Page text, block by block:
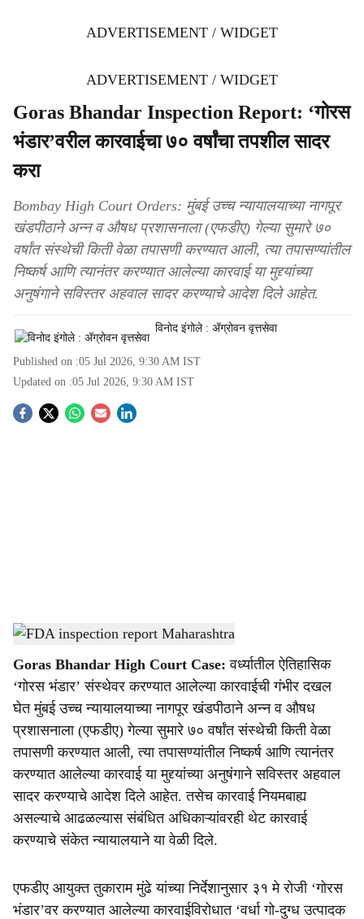
ADVERTISEMENT / WIDGET
ADVERTISEMENT / WIDGET
Goras Bhandar Inspection Report: ‘गोरस
भंडार’वरील कारवाईचा ७० वर्षांचा तपशील सादर
करा
Bombay High Court Orders: मुंबई उच्च न्यायालयाच्या नागपूर
खंडपीठाने अन्न व औषध प्रशासनाला (एफडीए) गेल्या सुमारे ७०
वर्षांत संस्थेची किती वेळा तपासणी करण्यात आली, त्या तपासण्यांतील
निष्कर्ष आणि त्यानंतर करण्यात आलेल्या कारवाई या मुद्द्यांच्या
अनुषंगाने सविस्तर अहवाल सादर करण्याचे आदेश दिले आहेत.
विनोद इंगोले : ॲग्रोवन वृत्तसेवा
Published on :05 Jul 2026, 9:30 AM IST
Updated on :05 Jul 2026, 9:30 AM IST
S
a
r
e
Wardha institution inspection report- Agrowon
Goras Bhandar High Court Case: वर्ध्यातील ऐतिहासिक
‘गोरस भंडार’ संस्थेवर करण्यात आलेल्या कारवाईची गंभीर दखल
घेत मुंबई उच्च न्यायालयाच्या नागपूर खंडपीठाने अन्न व औषध
प्रशासनाला (एफडीए) गेल्या सुमारे ७० वर्षांत संस्थेची किती वेळा
तपासणी करण्यात आली, त्या तपासण्यांतील निष्कर्ष आणि त्यानंतर
करण्यात आलेल्या कारवाई या मुद्द्यांच्या अनुषंगाने सविस्तर अहवाल
सादर करण्याचे आदेश दिले आहेत. तसेच कारवाई नियमबाह्य
असल्याचे आढळल्यास संबंधित अधिकाऱ्यांवरही थेट कारवाई
करण्याचे संकेत न्यायालयाने या वेळी दिले.
एफडीए आयुक्त तुकाराम मुंढे यांच्या निर्देशानुसार ३१ मे रोजी ‘गोरस
भंडार’वर करण्यात आलेल्या कारवाईविरोधात ‘वर्धा गो-दुग्ध उत्पादक